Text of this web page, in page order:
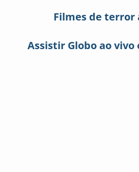
Filmes de terror
Assistir Globo ao